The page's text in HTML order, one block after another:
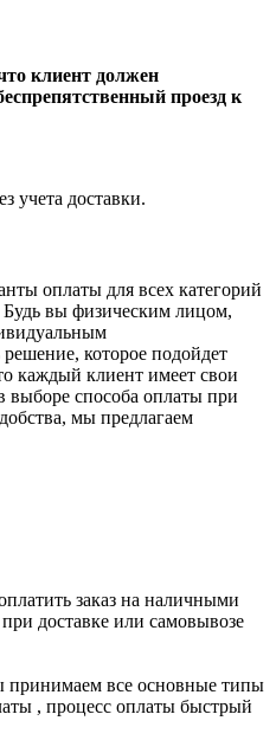
клиент должен
проезд к
учета доставки.
оплаты для всех категорий
вы физическим лицом,
которое подойдет
каждый клиент имеет свои
выборе способа оплаты при
мы предлагаем
заказ на наличными
доставке или самовывозе
все основные типы
, процесс оплаты быстрый